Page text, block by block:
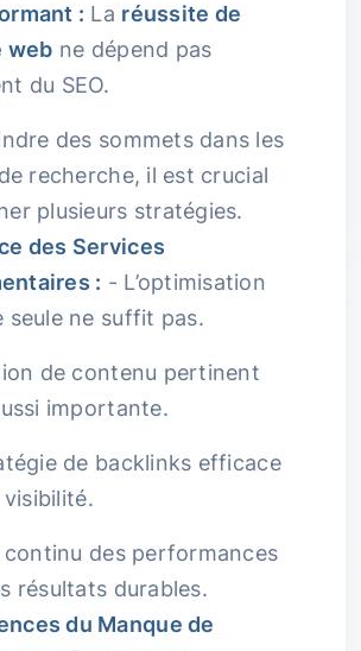
: La réussite de
web ne dépend pas
du SEO.
des sommets dans les
recherche, il est crucial
plusieurs stratégies.
des Services
: - L’optimisation
seule ne suffit pas.
de contenu pertinent
importante.
de backlinks efficace
continu des performances
résultats durables.
du Manque de